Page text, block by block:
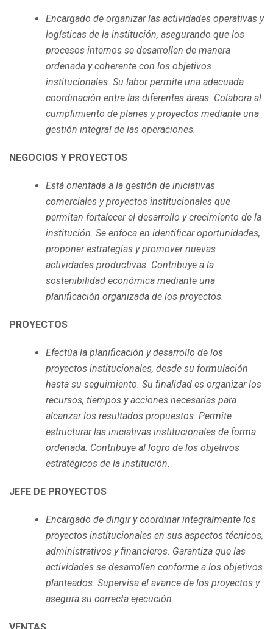
Encargado de organizar las actividades operativas y
logísticas de la institución, asegurando que los
procesos internos se desarrollen de manera
ordenada y coherente con los objetivos
institucionales. Su labor permite una adecuada
coordinación entre las diferentes áreas. Colabora al
cumplimiento de planes y proyectos mediante una
gestión integral de las operaciones.
NEGOCIOS Y PROYECTOS
Está orientada a la gestión de iniciativas
comerciales y proyectos institucionales que
permitan fortalecer el desarrollo y crecimiento de la
institución. Se enfoca en identificar oportunidades,
proponer estrategias y promover nuevas
actividades productivas. Contribuye a la
sostenibilidad económica mediante una
planificación organizada de los proyectos.
PROYECTOS
Efectúa la planificación y desarrollo de los
proyectos institucionales, desde su formulación
hasta su seguimiento. Su finalidad es organizar los
recursos, tiempos y acciones necesarias para
alcanzar los resultados propuestos. Permite
estructurar las iniciativas institucionales de forma
ordenada. Contribuye al logro de los objetivos
estratégicos de la institución.
JEFE DE PROYECTOS
Encargado de dirigir y coordinar integralmente los
proyectos institucionales en sus aspectos técnicos,
administrativos y financieros. Garantiza que las
actividades se desarrollen conforme a los objetivos
planteados. Supervisa el avance de los proyectos y
asegura su correcta ejecución.